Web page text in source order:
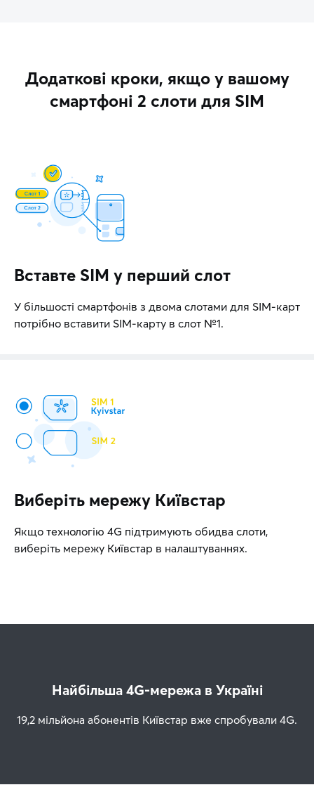
Додаткові кроки, якщо у вашому
смартфоні 2 слоти для SIM
Вставте SIM у перший слот
У більшості смартфонів з двома слотами для SIM-карт
потрібно вставити SIM-карту в слот №1.
Виберіть мережу Київстар
Якщо технологію 4G підтримують обидва слоти,
виберіть мережу Київстар в налаштуваннях.
Найбільша 4G-мережа в Україні
19,2 мільйона абонентів Київстар вже спробували 4G.